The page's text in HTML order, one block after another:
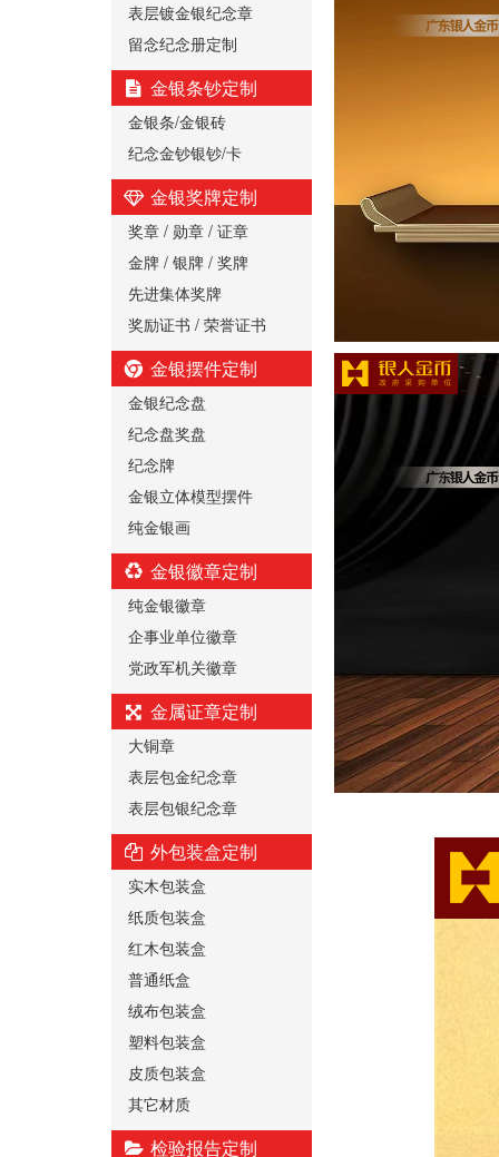
表层镀金银纪念章
留念纪念册定制
金银条钞定制
金银条/金银砖
纪念金钞银钞/卡
金银奖牌定制
奖章 / 勋章 / 证章
金牌 / 银牌 / 奖牌
先进集体奖牌
奖励证书 / 荣誉证书
金银摆件定制
金银纪念盘
纪念盘奖盘
纪念牌
金银立体模型摆件
纯金银画
金银徽章定制
纯金银徽章
企事业单位徽章
党政军机关徽章
金属证章定制
大铜章
表层包金纪念章
表层包银纪念章
外包装盒定制
实木包装盒
纸质包装盒
红木包装盒
普通纸盒
绒布包装盒
塑料包装盒
皮质包装盒
其它材质
检验报告定制